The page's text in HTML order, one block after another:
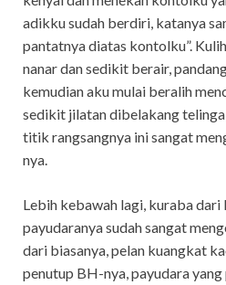
adikku sudah berdiri, katanya
pantatnya diatas kontolku”.
nanar dan sedikit berair,
kemudian aku mulai beralih
sedikit jilatan dibelakang
titik rangsangnya ini sangat
nya.
Lebih kebawah lagi, kuraba dari
payudaranya sudah sangat
dari biasanya, pelan kuangkat
penutup BH-nya, payudara